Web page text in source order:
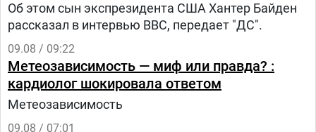
Об этом сын экспрезидента США Хантер Байден
рассказал в интервью BBC, передает "ДС".
09.08 / 09:22
Метеозависимость — миф или правда? :
кардиолог шокировала ответом
Метеозависимость
09.08 / 07:01